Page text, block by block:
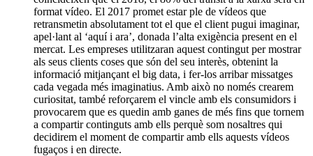
format vídeo. El 2017 promet estar ple de vídeos que
retransmetin absolutament tot el que el client pugui imaginar,
apel·lant al ‘aquí i ara’, donada l’alta exigència present en el
mercat. Les empreses utilitzaran aquest contingut per mostrar
als seus clients coses que són del seu interès, obtenint la
informació mitjançant el big data, i fer-los arribar missatges
cada vegada més imaginatius. Amb això no només crearem
curiositat, també reforçarem el vincle amb els consumidors i
provocarem que es quedin amb ganes de més fins que tornem
a compartir continguts amb ells perquè som nosaltres qui
decidirem el moment de compartir amb ells aquests vídeos
fugaços i en directe.